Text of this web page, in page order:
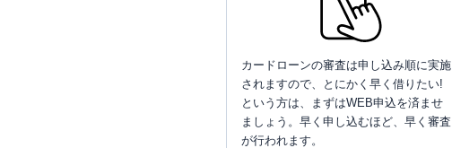
カードローンの審査は申し込み順に実施
されますので、とにかく早く借りたい!
という方は、まずはWEB申込を済ませ
ましょう。早く申し込むほど、早く審査
が行われます。